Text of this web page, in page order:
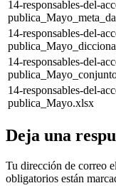
14-responsables-del-
14-responsables-del-
14-responsables-del-
14-responsables-del-
publica_Mayo.xlsx
Deja una
Tu dirección de correo
obligatorios están